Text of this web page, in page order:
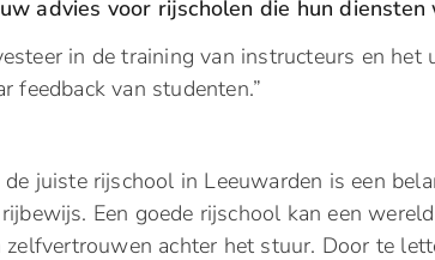
advies voor rijscholen die hun
in de training van instructeurs en
feedback van studenten.”
juiste rijschool in Leeuwarden is een
Een goede rijschool kan een
zelfvertrouwen achter het stuur. Door te